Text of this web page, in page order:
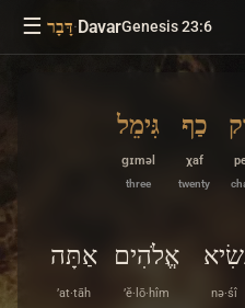
☰ דָּבָר·DavarGenesis 23:6
כַף
χaf
twenty
גִּימֵל
ɡɪməl
three
nə·śî
אֱלֹהִים
’ĕ·lō·hîm
אַתָּה
’at·tāh